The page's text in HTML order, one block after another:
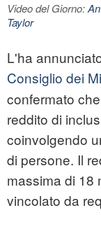
Video del Giorno:
Taylor
L'ha
Consiglio dei
confermato
reddito di
coinvolgendo
di persone. Il
massima di 18
vincolato da